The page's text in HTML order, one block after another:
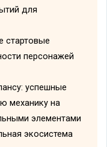
для
стартовые
персонажей
успешные
механику на
элементами
экосистема